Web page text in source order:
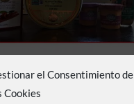
el Consentimiento de
Cookies
Emilia